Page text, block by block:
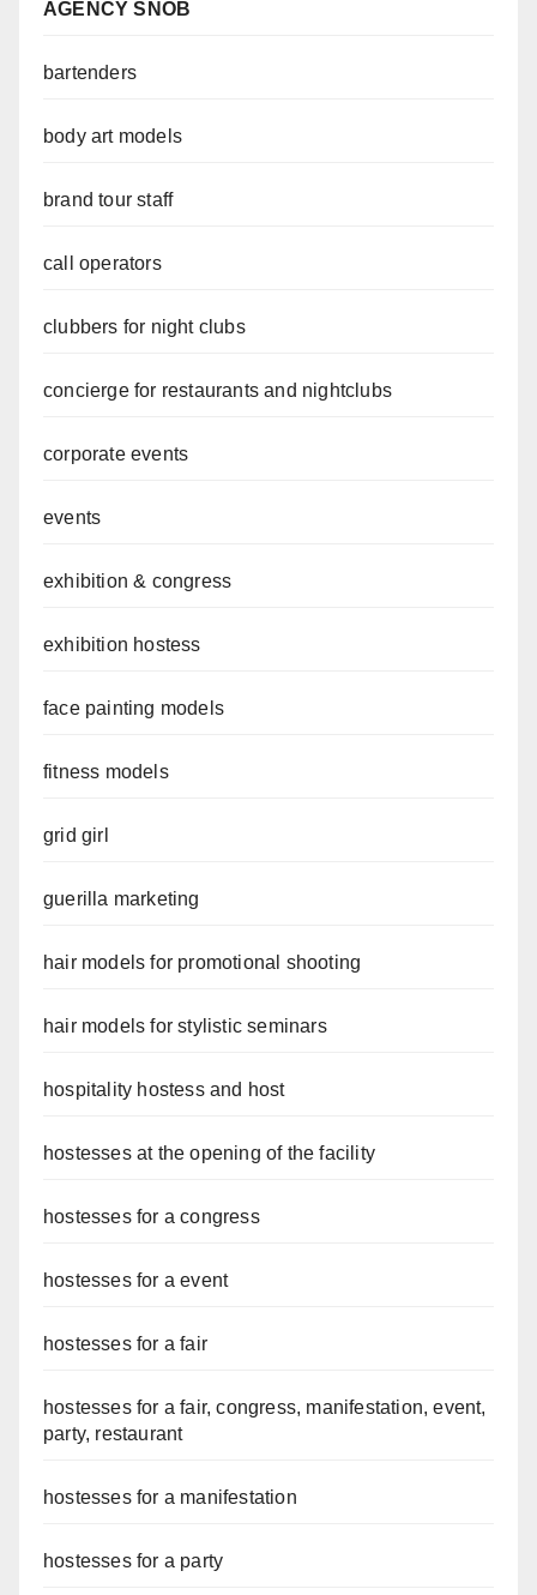
AGENCY SNOB
bartenders
body art models
brand tour staff
call operators
clubbers for night clubs
concierge for restaurants and nightclubs
corporate events
events
exhibition & congress
exhibition hostess
face painting models
fitness models
grid girl
guerilla marketing
hair models for promotional shooting
hair models for stylistic seminars
hospitality hostess and host
hostesses at the opening of the facility
hostesses for a congress
hostesses for a event
hostesses for a fair
hostesses for a fair, congress, manifestation, event,
party, restaurant
hostesses for a manifestation
hostesses for a party